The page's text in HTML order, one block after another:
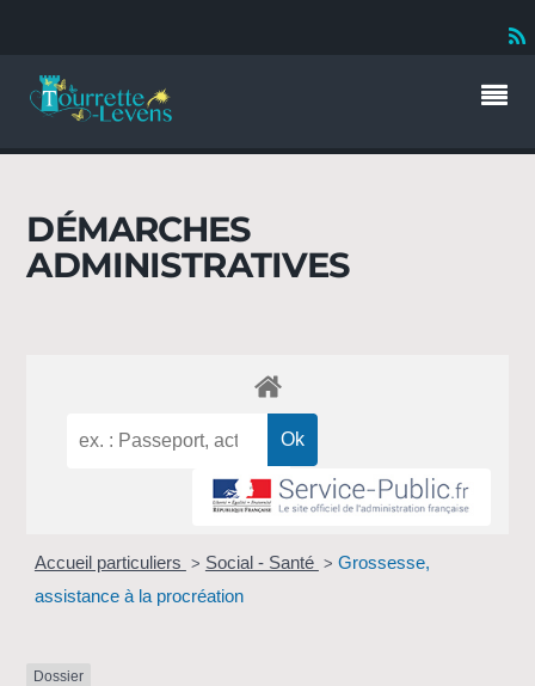
DÉMARCHES
ADMINISTRATIVES
Accueil particuliers > Social - Santé > Grossesse,
assistance à la procréation
Dossier